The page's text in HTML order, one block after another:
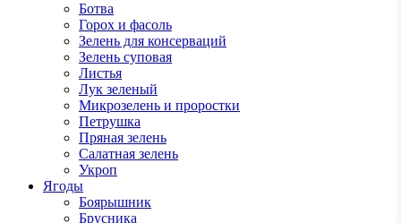
Ботва
Горох и фасоль
Зелень для консерваций
Зелень суповая
Листья
Лук зеленый
Микрозелень и проростки
Петрушка
Пряная зелень
Салатная зелень
Укроп
Ягоды
Боярышник
Брусника